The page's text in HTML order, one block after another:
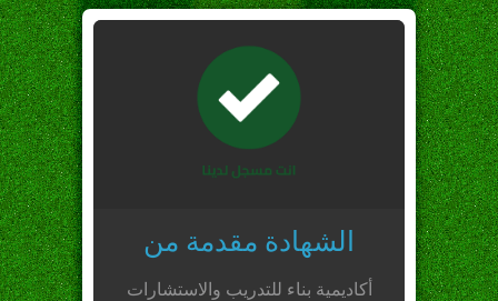
الشهادة مقدمة من
أكاديمية بناء للتدريب والاستشارات